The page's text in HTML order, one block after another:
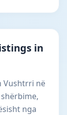
in
Vushtrri në
nga